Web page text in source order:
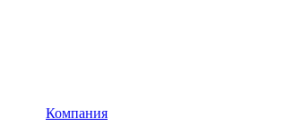
Компания